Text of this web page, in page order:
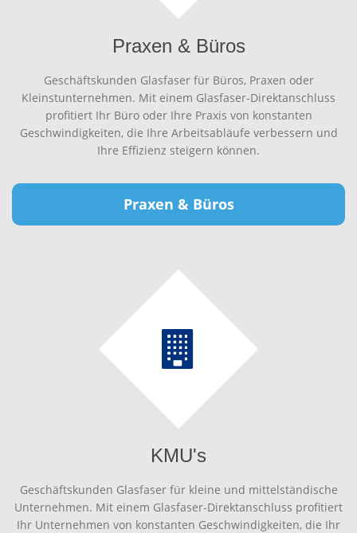
Praxen & Büros
Geschäftskunden Glasfaser für Büros, Praxen oder
Kleinstunternehmen. Mit einem Glasfaser-Direktanschluss
profitiert Ihr Büro oder Ihre Praxis von konstanten
Geschwindigkeiten, die Ihre Arbeitsabläufe verbessern und
Ihre Effizienz steigern können.
Praxen & Büros
KMU's
Geschäftskunden Glasfaser für kleine und mittelständische
Unternehmen. Mit einem Glasfaser-Direktanschluss profitiert
Ihr Unternehmen von konstanten Geschwindigkeiten, die Ihr